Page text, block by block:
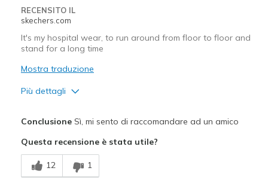
RECENSITO IL
skechers.com
It's my hospital wear, to run around from floor to floor and
stand for a long time
Mostra traduzione
Più dettagli
Breathe Well
Comfortable
ConclusioneSì, mi sento di raccomandare ad un amico
Questa recensione è stata utile?
12 1